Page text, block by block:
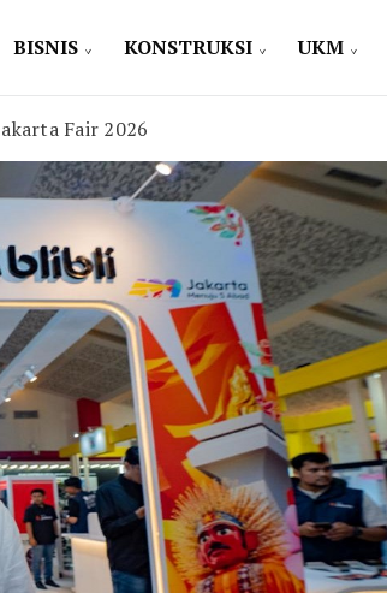
BISNIS KONSTRUKSI UKM
Fair 2026